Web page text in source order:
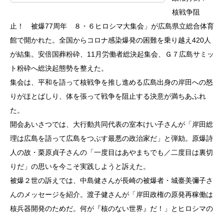
核戦争阻
止！ 被爆77周年 ８・６ヒロシマ大集会」が広島県立総合体育
館で開かれた。全国からコロナ感染爆発の困難を乗り越え420人
が結集。安倍国葬粉砕、11月労働者総決起集会、Ｇ７広島サミッ
ト粉砕へ総決起態勢を整えた。
集会は、平和を語って核戦争を推し進める広島出身の岸田への怒
りがほとばしり、体を張って戦争を阻止する決意が満ちあふれ
た。
開会あいさつでは、大行動共同代表の室本けい子さんが「岸田総
理は広島を語って広島をつぶす最悪の政治家だ」と弾劾。原爆詩
人の故・栗原貞子さんの「一度目はあやまちでも／二度目は裏切
りだ」の思いを今こそ実践しようと訴えた。
被爆２世の訴えでは、中島健さんが長崎の被爆者・城臺美彌子さ
んのメッセージを紹介。渡子健さんが「岸田政権の原発再稼働は
核兵器開発のためだ。何が『核のない世界』だ！」とヒロシマの